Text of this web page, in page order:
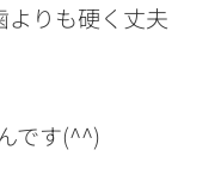
りも硬く丈夫
です(^^)